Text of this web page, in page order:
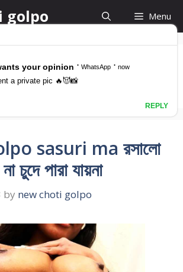
golpo Menu
choti
sasuri ma রসালো
চুদে পারা যায়না
by new choti golpo